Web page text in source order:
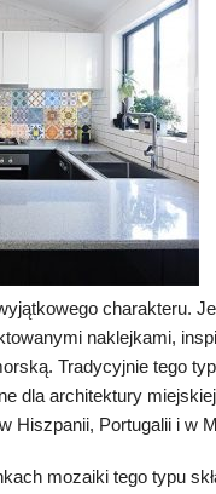
wybrać
stronie
produktu
charakteru.
naklejkami,
Tradycyjnie tego
dla architektury
Hiszpanii, Portugalii i w
mozaiki tego typu